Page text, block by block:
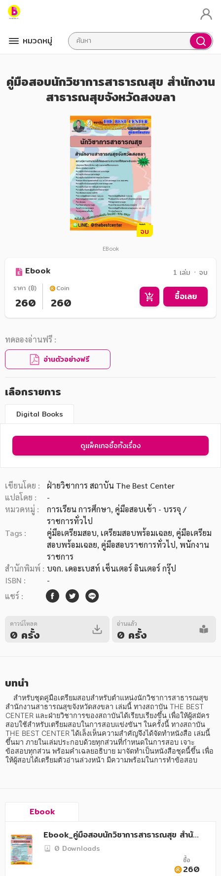
หมวดหมู่
หมวดหมู่หนังสือ
หมวดหมู่ยอดนิยม
หนังสือออกใหม่ หนังสือยอดนิยม
ศิลปะ บันเทิง กีฬา ท่องเที่ยว
สังคม วัฒนธรรม การปกครอง ศาสนาและปรัชญา
ศาสนา และปรัชญา
กฎหมาย สัญญา ภาษี
การเงิน การลงทุน บริหาร
การเกษตร ชีววิทยา
การเรียน การศึกษา
คู่มือสอบนักวิชาการสาธารณสุข สำนักงาน
สาธารณสุขจังหวัดสงขลา
จบ
EBook
Ebook 1 เล่ม ᛫ จบ
ราคา (฿)
260
Coin
260 ซื้อเลย
ทดลองอ่านฟรี :
อ่านตัวอย่างฟรี
เลือกรายการ
Digital Books
ดูแพ็คเกจซื้อทั้งเรื่อง
เขียนโดย :
ฝ่ายวิชาการ สถาบัน The Best Center
แปลโดย :
-
หมวดหมู่ :
การเรียน การศึกษา, คู่มือสอบเข้า - บรรจุ /
ราชการทั่วไป
Tags :
คู่มือเตรียมสอบ, เตรียมสอบพร้อมเฉลย, คู่มือเตรียม
สอบพร้อมเฉลย, คู่มือสอบราชการทั่วไป, พนักงาน
ราชการ
สำนักพิมพ์ : บจก. เดอะเบสท์ เซ็นเตอร์ อินเตอร์ กรุ๊ป
ISBN :
-
แชร์ :
ดาวน์โหลด
0 ครั้ง
อ่านแล้ว
0 ครั้ง
บทนำ
สำนักงานสาธารณสุขจังหวัดสงขลา เล่มนี้ ทางสถาบัน THE BEST
CENTER และฝ่ายวิชาการของสถาบันได้เรียบเรียงขึ้น เพื่อให้ผู้สมัคร
สอบใช้สำหรับเตรียมสอบในการสอบแข่งขันฯ ในครั้งนี้ ทางสถาบัน
THE BEST CENTER ได้เล็งเห็นความสำคัญจึงได้จัดทำหนังสือ เล่มนี้
ขึ้นมา ภายในเล่มประกอบด้วยทุกส่วนที่กำหนดในการสอบ เจาะ
ข้อสอบทุกส่วน พร้อมคำเฉลยอธิบาย มาจัดทำเป็นหนังสือชุดนี้ขึ้น เพื่อ
ให้ผู้สอบได้เตรียมตัวอ่านล่วงหน้า มีความพร้อมในการทำข้อสอบ
Ebook
Ebook_คู่มือสอบนักวิชาการสาธารณสุข สำนัก
งานสาธารณสุขจังหวัดสงขลา
0 Downloads
ซื้อ
260